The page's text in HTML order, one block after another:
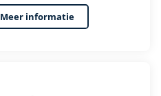
Meer informatie